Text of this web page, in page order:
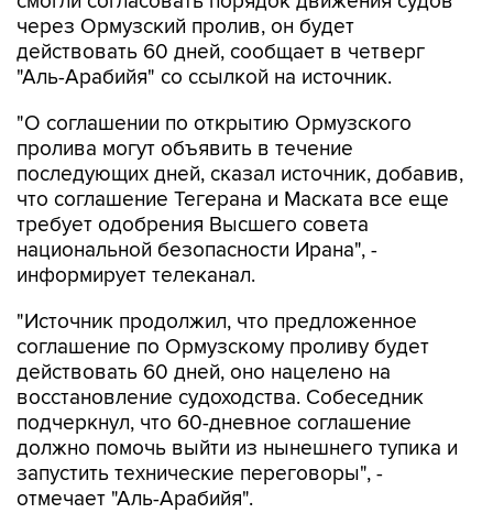
через Ормузский пролив, он будет
действовать 60 дней, сообщает в четверг
"Аль-Арабийя" со ссылкой на источник.
"О соглашении по открытию Ормузского
пролива могут объявить в течение
последующих дней, сказал источник, добавив,
что соглашение Тегерана и Маската все еще
требует одобрения Высшего совета
национальной безопасности Ирана", -
информирует телеканал.
"Источник продолжил, что предложенное
соглашение по Ормузскому проливу будет
действовать 60 дней, оно нацелено на
восстановление судоходства. Собеседник
подчеркнул, что 60-дневное соглашение
должно помочь выйти из нынешнего тупика и
запустить технические переговоры", -
отмечает "Аль-Арабийя".